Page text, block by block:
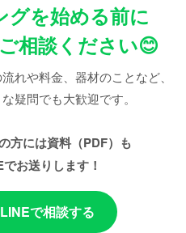
グを始める前に
相談ください😊
れや料金、器材のことなど、
疑問でも大歓迎です。
方には資料（PDF）も
お送りします！
で相談する